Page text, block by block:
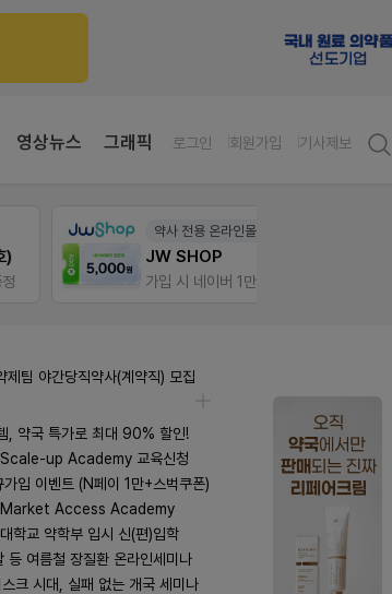
영상뉴스 그래픽 로그인 회원가입 기사제보
약사 전용 온라인몰
JW SHOP
가입 시 네이버 1만포인트 + 스벅쿠폰
제팀 야간당직약사(계약직) 모집
, 약국 특가로 최대 90% 할인!
up Academy 교육신청
입 이벤트 (N페이 1만+스벅쿠폰)
Market Access Academy
학교 약학부 입시 신(편)입학
여름철 장질환 온라인세미나
크 시대, 실패 없는 개국 세미나